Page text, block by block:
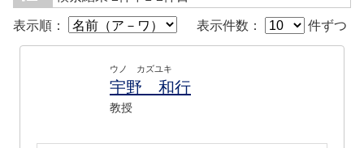
表示順： 表示件数： 件ずつ
ウノ カズユキ
宇野 和行
教授